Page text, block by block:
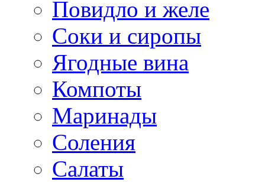
Повидло и желе
Соки и сиропы
Ягодные вина
Компоты
Маринады
Соления
Салаты